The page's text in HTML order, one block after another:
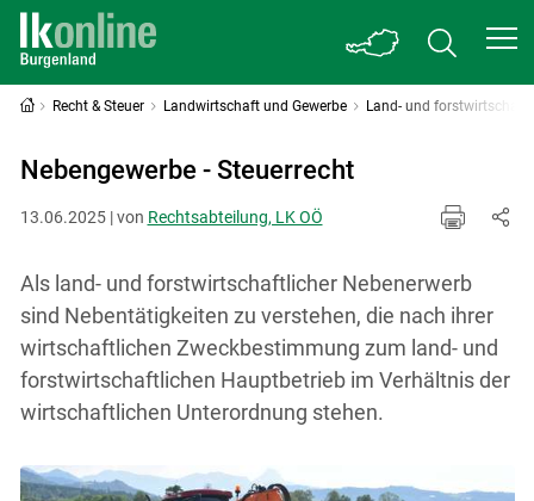
Recht & Steuer Landwirtschaft und Gewerbe Land- und
Nebengewerbe - Steuerrecht
13.06.2025 | von Rechtsabteilung, LK OÖ
Als land- und forstwirtschaftlicher Nebenerwerb
sind Nebentätigkeiten zu verstehen, die nach ihrer
wirtschaftlichen Zweckbestimmung zum land- und
forstwirtschaftlichen Hauptbetrieb im Verhältnis der
wirtschaftlichen Unterordnung stehen.